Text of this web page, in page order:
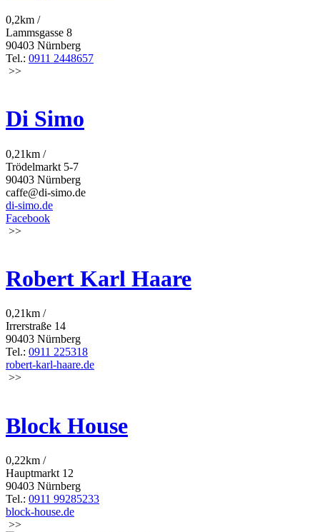
0,2km /
Lammsgasse 8
90403 Nürnberg
Tel.: 0911 2448657
>>
Di Simo
0,21km /
Trödelmarkt 5-7
90403 Nürnberg
caffe@di-simo.de
di-simo.de
Facebook
>>
Robert Karl Haare
0,21km /
Irrerstraße 14
90403 Nürnberg
Tel.: 0911 225318
robert-karl-haare.de
>>
Block House
0,22km /
Hauptmarkt 12
90403 Nürnberg
Tel.: 0911 99285233
block-house.de
>>